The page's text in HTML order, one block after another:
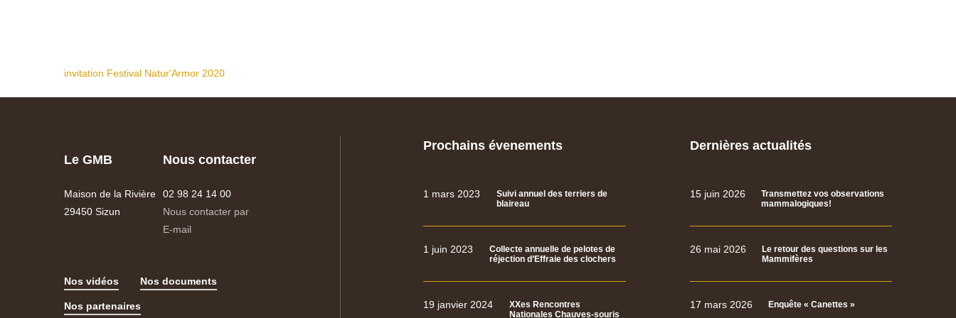
invitation Festival Natur'Armor 2020
Le GMB
Maison de la Rivière
29450 Sizun
Nous contacter
02 98 24 14 00
Nous contacter par
E-mail
Nos vidéos Nos documents
Nos partenaires
Prochains évenements
1 mars 2023
Suivi annuel des terriers de
blaireau
1 juin 2023
Collecte annuelle de pelotes de
réjection d’Effraie des clochers
19 janvier 2024
XXes Rencontres
Nationales Chauves-souris
Dernières actualités
15 juin 2026
Transmettez vos observations
mammalogiques!
26 mai 2026
Le retour des questions sur les
Mammifères
17 mars 2026 Enquête « Canettes »